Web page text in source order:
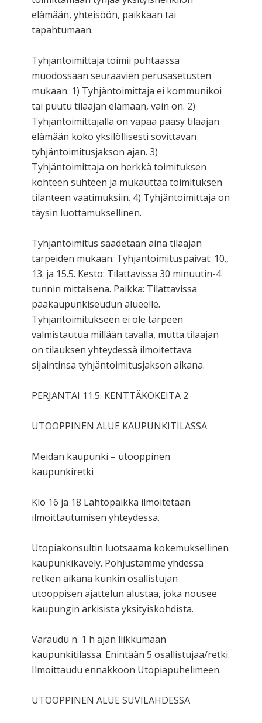
elämään, yhteisöön, paikkaan tai
tapahtumaan.
Tyhjäntoimittaja toimii puhtaassa
muodossaan seuraavien perusasetusten
mukaan: 1) Tyhjäntoimittaja ei kommunikoi
tai puutu tilaajan elämään, vain on. 2)
Tyhjäntoimittajalla on vapaa pääsy tilaajan
elämään koko yksilöllisesti sovittavan
tyhjäntoimitusjakson ajan. 3)
Tyhjäntoimittaja on herkkä toimituksen
kohteen suhteen ja mukauttaa toimituksen
tilanteen vaatimuksiin. 4) Tyhjäntoimittaja on
täysin luottamuksellinen.
Tyhjäntoimitus säädetään aina tilaajan
tarpeiden mukaan. Tyhjäntoimituspäivät: 10.,
13. ja 15.5. Kesto: Tilattavissa 30 minuutin-4
tunnin mittaisena. Paikka: Tilattavissa
pääkaupunkiseudun alueelle.
Tyhjäntoimitukseen ei ole tarpeen
valmistautua millään tavalla, mutta tilaajan
on tilauksen yhteydessä ilmoitettava
sijaintinsa tyhjäntoimitusjakson aikana.
PERJANTAI 11.5. KENTTÄKOKEITA 2
UTOOPPINEN ALUE KAUPUNKITILASSA
Meidän kaupunki – utooppinen
kaupunkiretki
Klo 16 ja 18 Lähtöpaikka ilmoitetaan
ilmoittautumisen yhteydessä.
Utopiakonsultin luotsaama kokemuksellinen
kaupunkikävely. Pohjustamme yhdessä
retken aikana kunkin osallistujan
utooppisen ajattelun alustaa, joka nousee
kaupungin arkisista yksityiskohdista.
Varaudu n. 1 h ajan liikkumaan
kaupunkitilassa. Enintään 5 osallistujaa/retki.
Ilmoittaudu ennakkoon Utopiapuhelimeen.
UTOOPPINEN ALUE SUVILAHDESSA